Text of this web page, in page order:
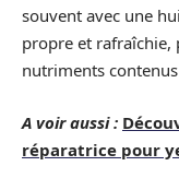
souvent avec une
propre et rafraîchie,
nutriments
A voir aussi :
réparatrice pour